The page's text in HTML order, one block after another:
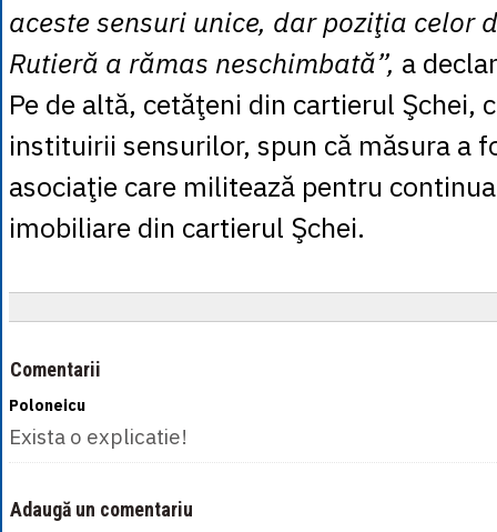
aceste sensuri unice, dar poziţia celor
Rutieră a rămas neschimbată”, a
Pe de altă, cetăţeni din cartierul Şchei,
instituirii sensurilor, spun că măsura a
asociaţie care militează pentru
imobiliare din cartierul Şchei.
Comentarii
Poloneicu
Exista o explicatie!
Adaugă un comentariu